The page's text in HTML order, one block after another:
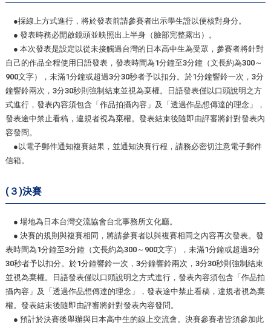
●採線上方式進行，將於發表前請參賽者出示學生證以便核對身分。
● 發表時務必開啟鏡頭並映照出上半身（臉部完整露出）。
● 本次發表是設定以從未接觸過台灣的日本高中生為受眾，參賽者將針對
自己的作品全程使用日語發表，發表時間為1分鐘至3分鐘（文長約為300～
900文字），未滿1分鐘或超過3分30秒者予以扣分。於1分鐘響鈴一次，3分
鐘響鈴兩次，3分30秒則強制結束並視為棄權。日語發表僅以口頭說明之方
式進行，發表內容須包含「作品拍攝內容」及「透過作品想傳達的理念」，
發表途中禁止看稿，違規者視為棄權。發表結束後隨即由評審將針對發表內
容發問。
●以電子郵件通知複賽結果，並通知決賽行程，請務必密切注意電子郵件
信箱。
(３)決賽
● 場地為日本台灣交流協會台北事務所文化廳。
● 決賽的規則與複賽相同，將請參賽者以與複賽相同之內容再次發表。發
表時間為1分鐘至3分鐘（文長約為300～900文字），未滿1分鐘或超過3分
30秒者予以扣分。於1分鐘響鈴一次，3分鐘響鈴兩次，3分30秒則強制結束
並視為棄權。日語發表僅以口頭說明之方式進行，發表內容須包含「作品拍
攝內容」及「透過作品想傳達的理念」，發表途中禁止看稿，違規者視為棄
權。發表結束後隨即由評審將針對發表內容發問。
● 預計於決賽後舉辦與日本高中生的線上交流會。決賽參賽者皆須參加此